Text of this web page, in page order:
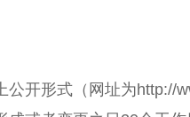
公开形式（ 网址为http://